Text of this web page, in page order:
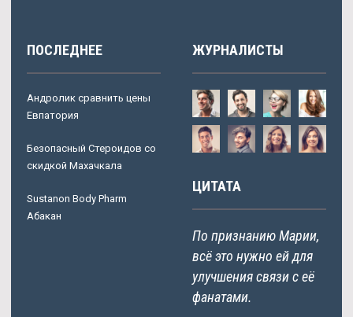
ПОСЛЕДНЕЕ
Андролик сравнить цены
Евпатория
Безопасный Стероидов со
скидкой Махачкала
Sustanon Body Pharm
Абакан
ЖУРНАЛИСТЫ
ЦИТАТА
По признанию Марии,
всё это нужно ей для
улучшения связи с её
фанатами.